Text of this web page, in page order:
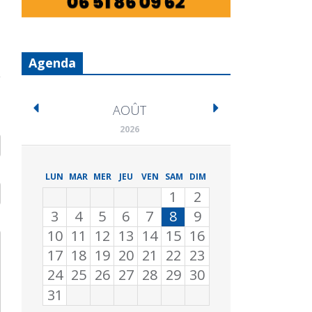
Agenda
AOÛT
2026
LUN MAR MER JEU VEN SAM DIM
1
2
3
4 5 6 7 8
9
10 11 12 13 14 15 16
17 18 19 20 21 22 23
24 25 26 27 28 29 30
31